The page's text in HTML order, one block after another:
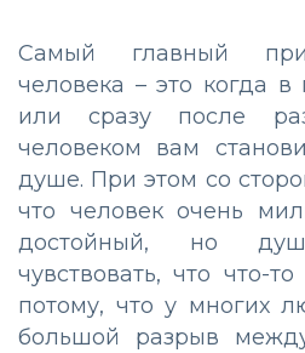
Самый главный
человека – это когда
или сразу после
человеком вам
душе. При этом со
что человек очень
достойный, но
чувствовать, что что-
потому, что у многих
большой разрыв